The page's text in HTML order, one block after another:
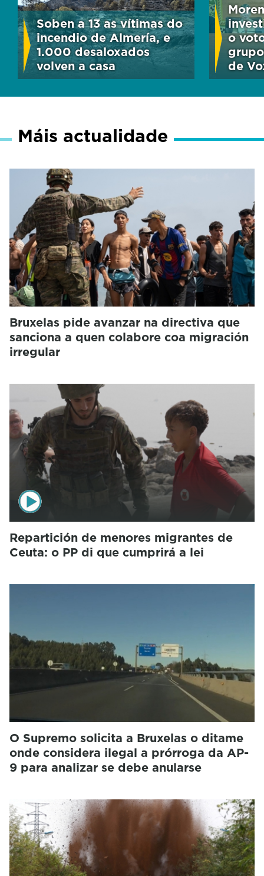
Soben a 13 as vítimas do
incendio de Almería, e
1.000 desaloxados
volven a casa
o
de
Máis actualidade
Bruxelas pide avanzar na directiva que
sanciona a quen colabore coa migración
irregular
Repartición de menores migrantes de
Ceuta: o PP di que cumprirá a lei
O Supremo solicita a Bruxelas o ditame
onde considera ilegal a prórroga da AP-
9 para analizar se debe anularse